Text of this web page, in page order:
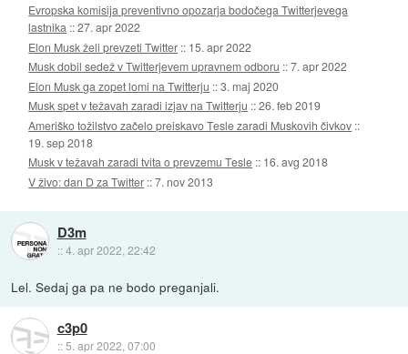
Evropska komisija preventivno opozarja bodočega Twitterjevega
lastnika ::27. apr 2022
Elon Musk želi prevzeti Twitter :: 15. apr 2022
Musk dobil sedež v Twitterjevem upravnem odboru ::7. apr 2022
Elon Musk ga zopet lomi na Twitterju ::3. maj 2020
Musk spet v težavah zaradi izjav na Twitterju ::26. feb 2019
Ameriško tožilstvo začelo preiskavo Tesle zaradi Muskovih čivkov ::
19. sep 2018
Musk v težavah zaradi tvita o prevzemu Tesle :: 16. avg 2018
V živo: dan D za Twitter ::7. nov 2013
D3m
::4. apr 2022, 22:42
Lel. Sedaj ga pa ne bodo preganjali.
c3p0
::5. apr 2022, 07:00